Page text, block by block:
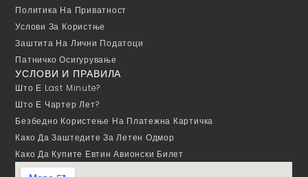
Политика На Приватност
Услови За Користње
Заштита На Лични Податоци
Патничко Осигурување
УСЛОВИ И ПРАВИЛА
Што Е Last Minute?
Што Е Чартер Лет?
Безбедно Користење На Платежна Картичка
Како Да Заштедите За Летен Одмор
Како Да Купите Евтин Авионски Билет